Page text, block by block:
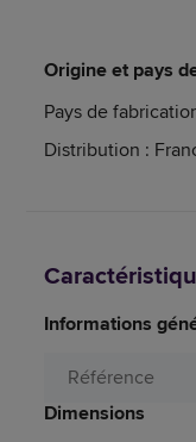
Origine et pays
Pays de
Distribution :
Informations
Référence
Dimensions